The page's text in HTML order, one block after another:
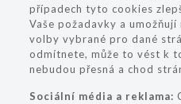
případech tyto cookies
Vaše požadavky a
volby vybrané pro dané
odmítnete, může to vést k
nebudou přesná a chod
Sociální média a reklama: